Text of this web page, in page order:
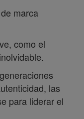
marca
como el
las
para liderar el